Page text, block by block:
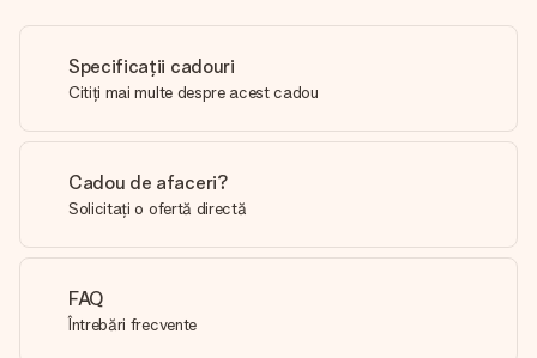
Specificații cadouri
Citiți mai multe despre acest cadou
Cadou de afaceri?
Solicitați o ofertă directă
FAQ
Întrebări frecvente